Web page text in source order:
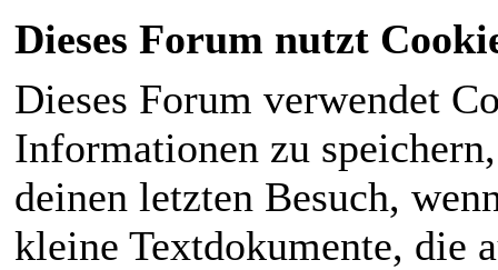
Dieses Forum nutzt
Dieses Forum verwendet
Informationen zu
deinen letzten Besuch,
kleine Textdokumente, die